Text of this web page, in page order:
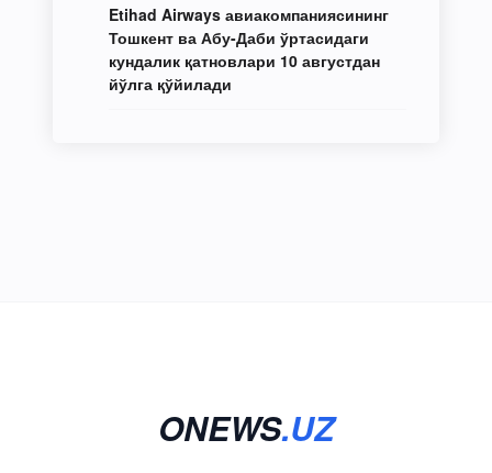
Etihad Airways авиакомпаниясининг
Тошкент ва Абу-Даби ўртасидаги
кундалик қатновлари 10 августдан
йўлга қўйилади
ONEWS.UZ